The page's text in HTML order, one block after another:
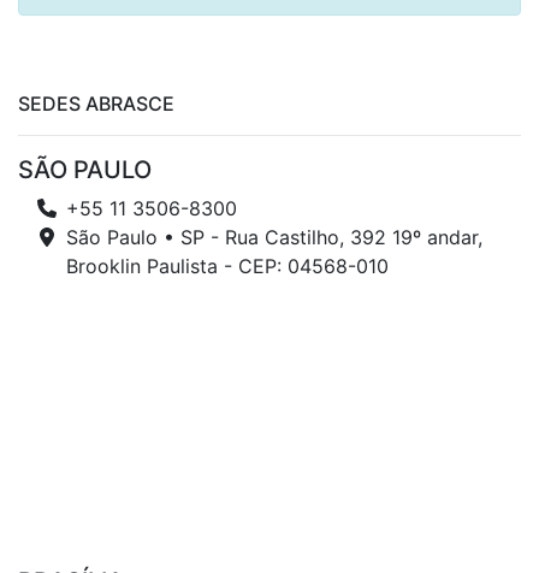
SEDES ABRASCE
SÃO PAULO
+55 11 3506-8300
São Paulo • SP - Rua Castilho, 392 19º andar,
Brooklin Paulista - CEP: 04568-010